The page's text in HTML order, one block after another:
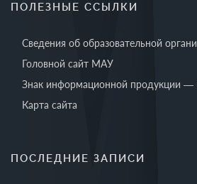
ПОЛЕЗНЫЕ ССЫЛКИ
Сведения об образовательной
Головной сайт МАУ
Знак информационной продукции —
Карта сайта
ПОСЛЕДНИЕ ЗАПИСИ